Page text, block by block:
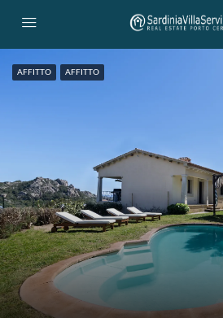
AFFITTO AFFITTO